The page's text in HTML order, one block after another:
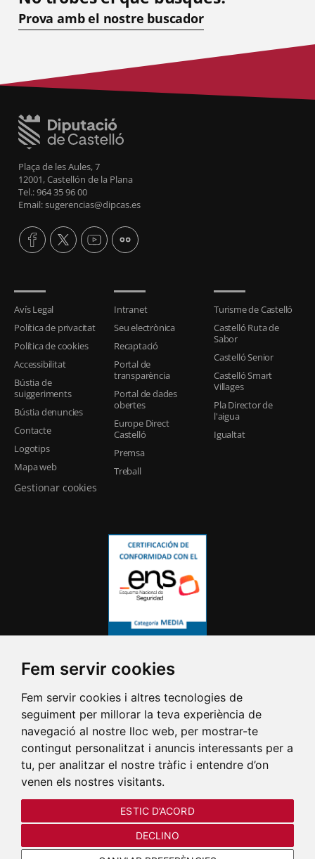
Fem servir cookies
Fem servir cookies i altres tecnologies de
seguiment per millorar la teva experiència de
navegació al nostre lloc web, per mostrar-te
contingut personalitzat i anuncis interessants per a
tu, per analitzar el nostre tràfic i entendre d’on
venen els nostres visitants.
ESTIC D’ACORD
DECLINO
Prova amb el nostre buscador
Plaça de les Aules, 7
12001, Castellón de la Plana
Tel.: 964 35 96 00
Email: sugerencias@dipcas.es
Avís Legal
Política de privacitat
Política de cookies
Accessibilitat
Bústia de
suiggeriments
Bústia denuncies
Contacte
Logotips
Mapa web
Gestionar cookies
Intranet
Seu electrònica
Recaptació
Portal de
transparència
Portal de dades
obertes
Europe Direct
Castelló
Premsa
Treball
Turisme de Castelló
Castelló Ruta de
Sabor
Castelló Senior
Castelló Smart
Villages
Pla Director de
l'aigua
Igualtat